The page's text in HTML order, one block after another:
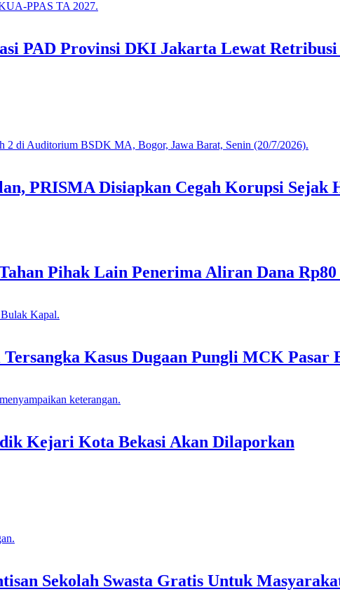
PAD Provinsi DKI Jakarta Lewat
PRISMA Disiapkan Cegah Korupsi Sejak
Pihak Lain Penerima Aliran Dana Rp80
Kasus Dugaan Pungli MCK Pasar
Kejari Kota Bekasi Akan Dilaporkan
Sekolah Swasta Gratis Untuk